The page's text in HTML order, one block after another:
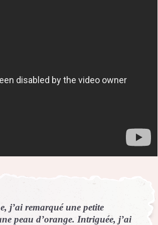
j’ai remarqué une petite
peau d’orange. Intriguée, j’ai